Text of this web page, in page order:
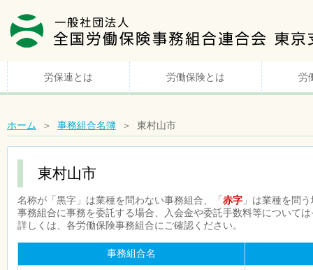
労保連とは 労働保険とは 労
ホーム ＞ 事務組合名簿 ＞ 東村山市
東村山市
名称が「黒字」は業種を問わない事務組合、「 赤字 」は業種を問
事務組合に事務を委託する場合、入会金や委託手数料等について
詳しくは、各労働保険事務組合にご確認ください。
事務組合名